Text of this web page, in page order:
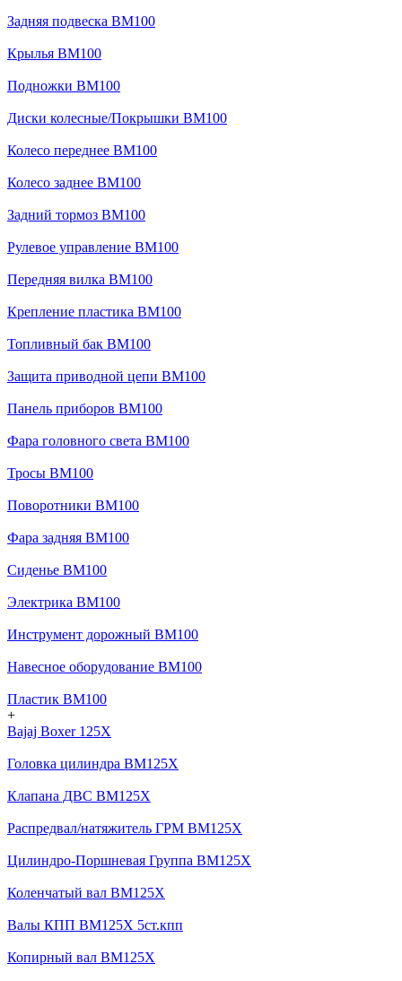
Задняя подвеска BM100
Крылья BM100
Подножки BM100
Диски колесные/Покрышки BM100
Колесо переднее BM100
Колесо заднее BM100
Задний тормоз BM100
Рулевое управление BM100
Передняя вилка BM100
Крепление пластика BM100
Топливный бак BM100
Защита приводной цепи BM100
Панель приборов BM100
Фара головного света BM100
Тросы BM100
Поворотники BM100
Фара задняя BM100
Сиденье BM100
Электрика BM100
Инструмент дорожный BM100
Навесное оборудование BM100
Пластик BM100
+
Bajaj Boxer 125X
Головка цилиндра BM125X
Клапана ДВС BM125X
Распредвал/натяжитель ГРМ BM125X
Цилиндро-Поршневая Группа BM125X
Коленчатый вал BM125X
Валы КПП BM125X 5ст.кпп
Копирный вал BM125X